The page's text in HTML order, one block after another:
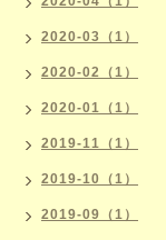
2020-03（1）
2020-02（1）
2020-01（1）
2019-11（1）
2019-10（1）
2019-09（1）